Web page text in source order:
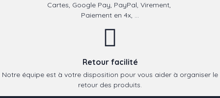
Cartes, Google Pay, PayPal, Virement,
Paiement en 4x, ...
Retour facilité
Notre équipe est à votre disposition pour vous aider à organiser le
retour des produits.